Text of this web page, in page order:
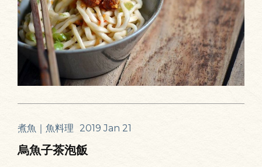
煮魚｜魚料理 2019 Jan 21
烏魚子茶泡飯